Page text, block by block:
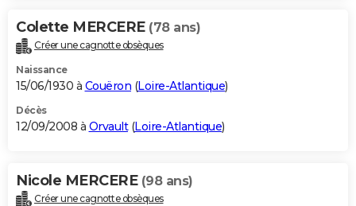
Colette MERCERE (78 ans)
Créer une cagnotte obsèques
Naissance
15/06/1930 à Couëron (Loire-Atlantique)
Décès
12/09/2008 à Orvault(Loire-Atlantique)
Nicole MERCERE (98 ans)
Créer une cagnotte obsèques